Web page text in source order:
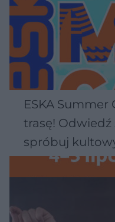
ESKA Summer
trasę!
spróbuj
Wawelu